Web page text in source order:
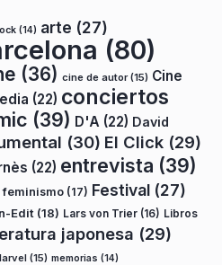
(14) arte (27)
(80)
(36) cine de autor(15) Cine
(22) conciertos
(39) D'A (22) David
(30) El Click (29)
(22) entrevista (39)
feminismo (17) Festival (27)
Edit (18) Lars von Trier (16) Libros
japonesa (29)
(15) memorias (14)